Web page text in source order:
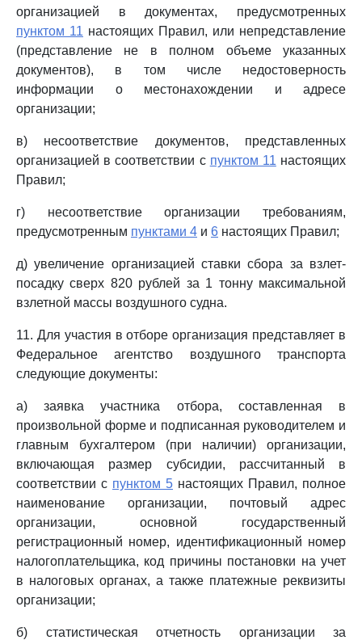
организацией в документах, предусмотренных
пунктом 11 настоящих Правил, или непредставление
(представление не в полном объеме указанных
документов), в том числе недостоверность
информации о местонахождении и адресе
организации;
в) несоответствие документов, представленных
организацией в соответствии с пунктом 11 настоящих
Правил;
г) несоответствие организации требованиям,
предусмотренным пунктами 4 и 6 настоящих Правил;
д) увеличение организацией ставки сбора за взлет-
посадку сверх 820 рублей за 1 тонну максимальной
взлетной массы воздушного судна.
11. Для участия в отборе организация представляет в
Федеральное агентство воздушного транспорта
следующие документы:
а) заявка участника отбора, составленная в
произвольной форме и подписанная руководителем и
главным бухгалтером (при наличии) организации,
включающая размер субсидии, рассчитанный в
соответствии с пунктом 5 настоящих Правил, полное
наименование организации, почтовый адрес
организации, основной государственный
регистрационный номер, идентификационный номер
налогоплательщика, код причины постановки на учет
в налоговых органах, а также платежные реквизиты
организации;
б) статистическая отчетность организации за